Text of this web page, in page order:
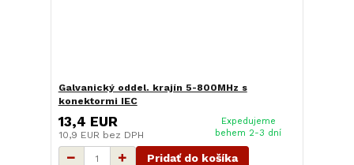
Galvanický oddel. krajín 5-800MHz s
konektormi IEC
13,4 EUR
10,9 EUR bez DPH
Expedujeme
behem 2-3 dní
Pridať do košíka